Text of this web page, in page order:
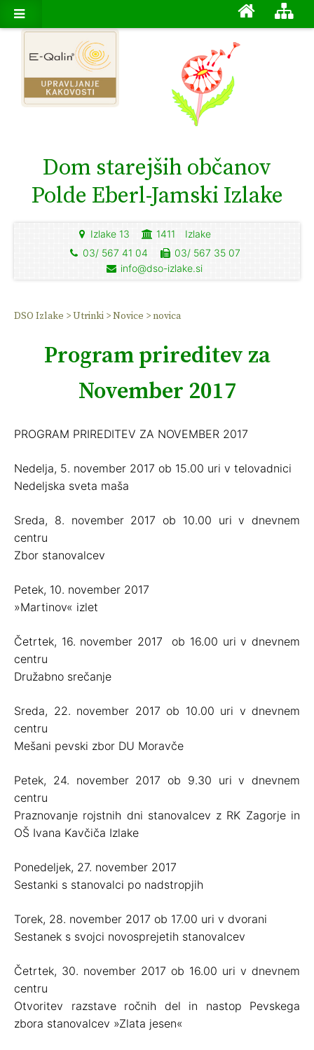
Dom starejših občanov
Polde Eberl-Jamski Izlake
Izlake 13 1411
Izlake
03/ 567 41 04
03/ 567 35 07
info@dso-izlake.si
DSO Izlake >Utrinki >Novice >novica
Program prireditev za
November 2017
PROGRAM PRIREDITEV ZA NOVEMBER 2017
Nedelja, 5. november 2017 ob 15.00 uri v telovadnici
Nedeljska sveta maša
Sreda, 8. november 2017 ob 10.00 uri v dnevnem
centru
Zbor stanovalcev
Petek, 10. november 2017
»Martinov« izlet
Četrtek, 16. november 2017 ob 16.00 uri v dnevnem
centru
Družabno srečanje
Sreda, 22. november 2017 ob 10.00 uri v dnevnem
centru
Mešani pevski zbor DU Moravče
Petek, 24. november 2017 ob 9.30 uri v dnevnem
centru
Praznovanje rojstnih dni stanovalcev z RK Zagorje in
OŠ Ivana Kavčiča Izlake
Ponedeljek, 27. november 2017
Sestanki s stanovalci po nadstropjih
Torek, 28. november 2017 ob 17.00 uri v dvorani
Sestanek s svojci novosprejetih stanovalcev
Četrtek, 30. november 2017 ob 16.00 uri v dnevnem
centru
Otvoritev razstave ročnih del in nastop Pevskega
zbora stanovalcev »Zlata jesen«